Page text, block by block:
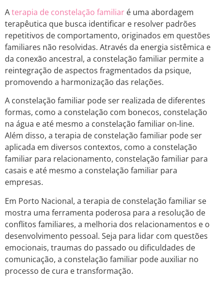
Aterapia de constelação familiar é uma abordagem
terapêutica que busca identificar e resolver padrões
repetitivos de comportamento, originados em questões
familiares não resolvidas. Através da energia sistêmica e
da conexão ancestral, a constelação familiar permite a
reintegração de aspectos fragmentados da psique,
promovendo a harmonização das relações.
A constelação familiar pode ser realizada de diferentes
formas, como a constelação com bonecos, constelação
na água e até mesmo a constelação familiar on-line.
Além disso, a terapia de constelação familiar pode ser
aplicada em diversos contextos, como a constelação
familiar para relacionamento, constelação familiar para
casais e até mesmo a constelação familiar para
empresas.
Em Porto Nacional, a terapia de constelação familiar se
mostra uma ferramenta poderosa para a resolução de
conflitos familiares, a melhoria dos relacionamentos e o
desenvolvimento pessoal. Seja para lidar com questões
emocionais, traumas do passado ou dificuldades de
comunicação, a constelação familiar pode auxiliar no
processo de cura e transformação.